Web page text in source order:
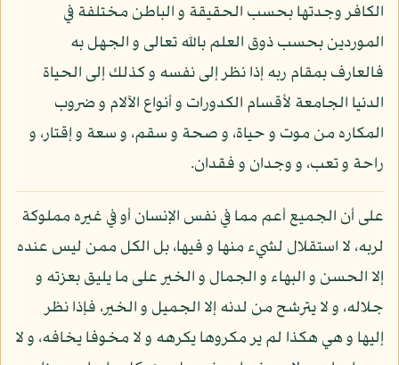
الكافر وجدتها بحسب الحقيقة و الباطن مختلفة في
الموردين بحسب ذوق العلم بالله تعالى و الجهل به
فالعارف بمقام ربه إذا نظر إلى نفسه و كذلك إلى الحياة
الدنيا الجامعة لأقسام الكدورات و أنواع الآلام و ضروب
المكاره من موت و حياة، و صحة و سقم، و سعة و إقتار، و
راحة و تعب، و وجدان و فقدان.
على أن الجميع أعم مما في نفس الإنسان أو في غيره مملوكة
لربه، لا استقلال لشيء منها و فيها، بل الكل ممن ليس عنده
إلا الحسن و البهاء و الجمال و الخير على ما يليق بعزته و
جلاله، و لا يترشح من لدنه إلا الجميل و الخير، فإذا نظر
إليها و هي هكذا لم ير مكروها يكرهه و لا مخوفا يخافه، و لا